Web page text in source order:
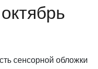
сенсорной обложки